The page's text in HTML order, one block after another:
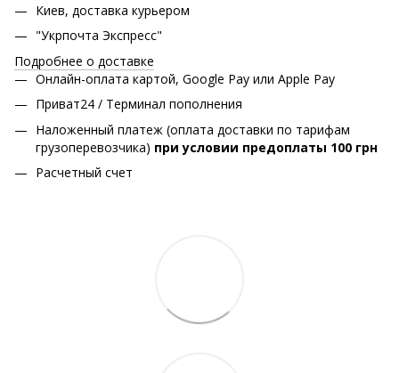
Киев, доставка курьером
"Укрпочта Экспресс"
Подробнее о доставке
Онлайн-оплата картой, Google Pay или Apple Pay
Приват24 / Терминал пополнения
Наложенный платеж (оплата доставки по тарифам
грузоперевозчика) при условии предоплаты 100 грн
Расчетный счет